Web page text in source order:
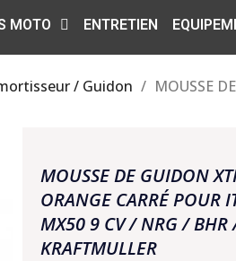
MOTO ENTRETIEN
/ Guidon
MOUSSE
MOUSSE DE GUIDON
ORANGE CARRÉ POUR
MX50 9 CV / NRG /
KRAFTMULLER